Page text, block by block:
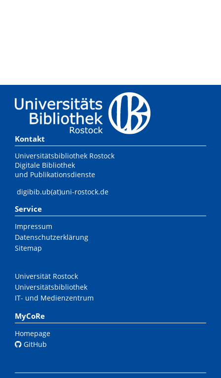
Kontakt
Universitätsbibliothek Rostock
Digitale Bibliothek
und Publikationsdienste
digibib.ub(at)uni-rostock.de
Service
Impressum
Datenschutzerklärung
Sitemap
Universität Rostock
Universitätsbibliothek
IT- und Medienzentrum
MyCoRe
Homepage
GitHub